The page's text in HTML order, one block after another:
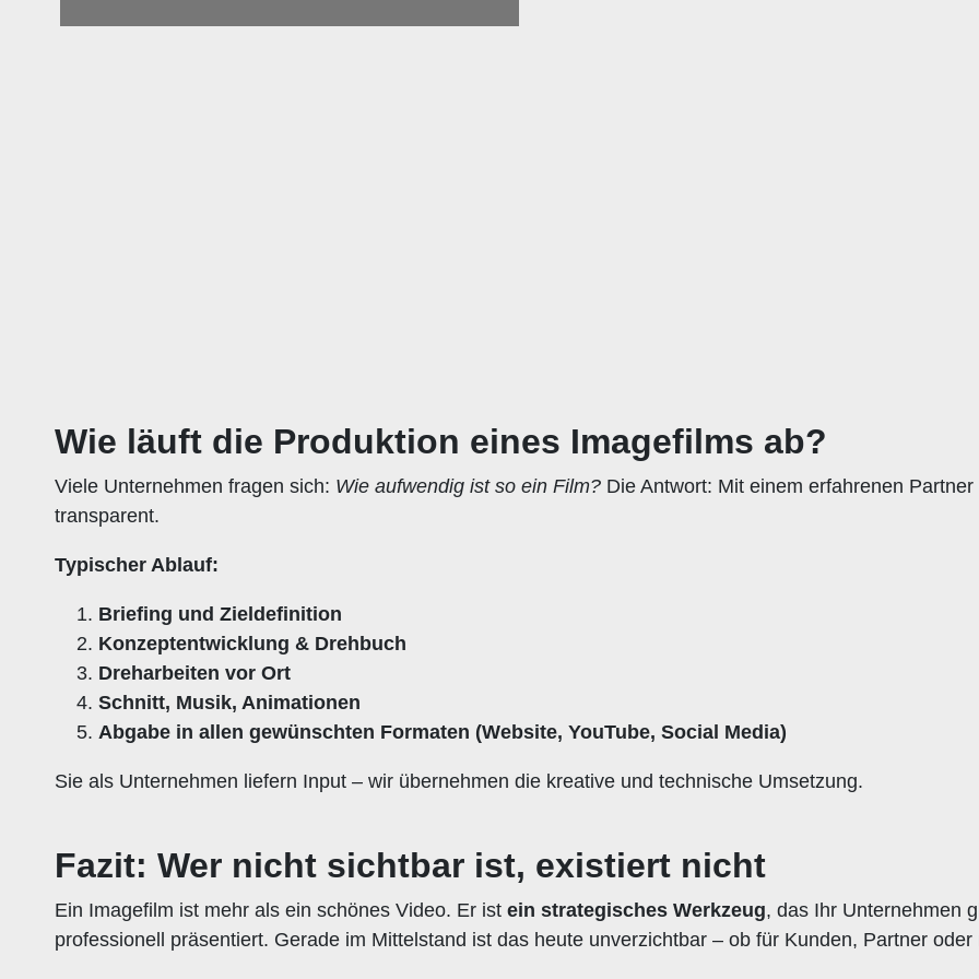
Wie läuft die Produktion eines Imagefilms ab?
Viele Unternehmen fragen sich: Wie aufwendig ist so ein Film? Die Antwort: Mit einem erfahrenen
transparent.
Typischer Ablauf:
Briefing und Zieldefinition
Konzeptentwicklung & Drehbuch
Dreharbeiten vor Ort
Schnitt, Musik, Animationen
Abgabe in allen gewünschten Formaten (Website, YouTube, Social Media)
Sie als Unternehmen liefern Input – wir übernehmen die kreative und technische Umsetzung.
Fazit: Wer nicht sichtbar ist, existiert nicht
Ein Imagefilm ist mehr als ein schönes Video. Er ist ein strategisches Werkzeug, das Ihr Unternehmen
professionell präsentiert. Gerade im Mittelstand ist das heute unverzichtbar – ob für Kunden, Partner